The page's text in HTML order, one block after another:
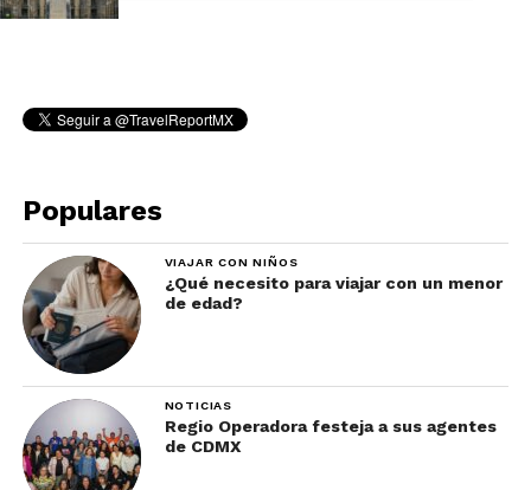
Populares
VIAJAR CON NIÑOS
¿Qué necesito para viajar con un menor
de edad?
NOTICIAS
Regio Operadora festeja a sus agentes
de CDMX